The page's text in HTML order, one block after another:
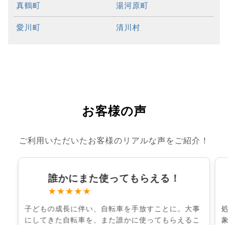
真鶴町 湯河原町
愛川町 清川村
お客様の声
ご利用いただいたお客様のリアルな声をご紹介！
誰かにまた使ってもらえる！
★★★★★
子どもの成長に伴い、自転車を手放すことに。大事
にしてきた自転車を、また誰かに使ってもらえるこ